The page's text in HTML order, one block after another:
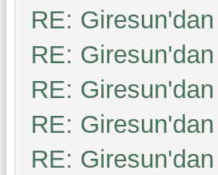
RE:
RE:
RE:
RE:
RE: